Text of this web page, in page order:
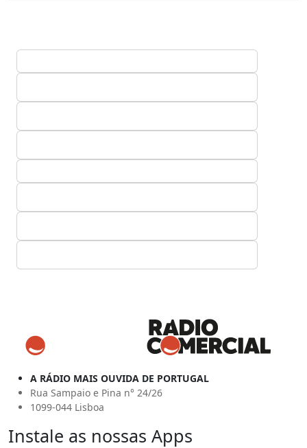
A RÁDIO MAIS OUVIDA DE PORTUGAL
Rua Sampaio e Pina n° 24/26
1099-044 Lisboa
Instale as nossas Apps